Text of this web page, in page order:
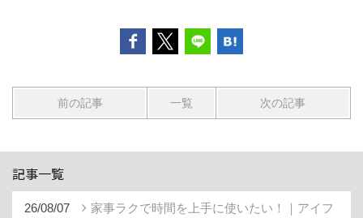
前の記事 一覧 次の記事
記事一覧
26/08/07
家事ラクで時間を上手に使いたい！｜アイフ